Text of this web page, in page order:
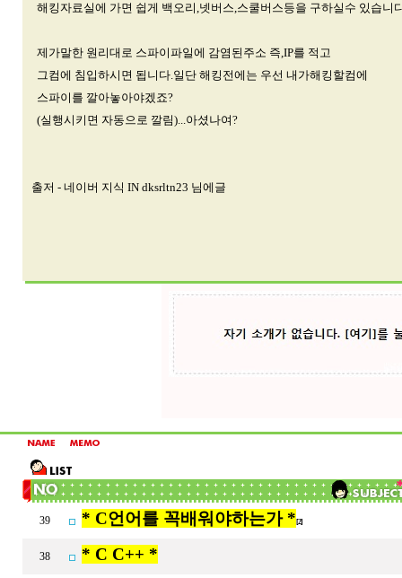
해킹자료실에 가면 쉽게 백오리,넷버스,스쿨버스등을 구하실수 있습니
제가말한 원리대로 스파이파일에 감염된주소 즉,IP를 적고
그컴에 침입하시면 됩니다.일단 해킹전에는 우선 내가해킹할컴에
스파이를 깔아놓아야겠죠?
(실행시키면 자동으로 깔림)...아셨나여?
출저 - 네이버 지식 IN dksrltn23 님에글
39 * C언어를 꼭배워야하는가 * [2]
38 * C C++ *